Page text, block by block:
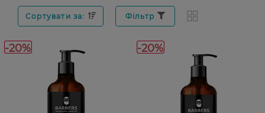
Сортувати за: Фільтр
-20% -20%